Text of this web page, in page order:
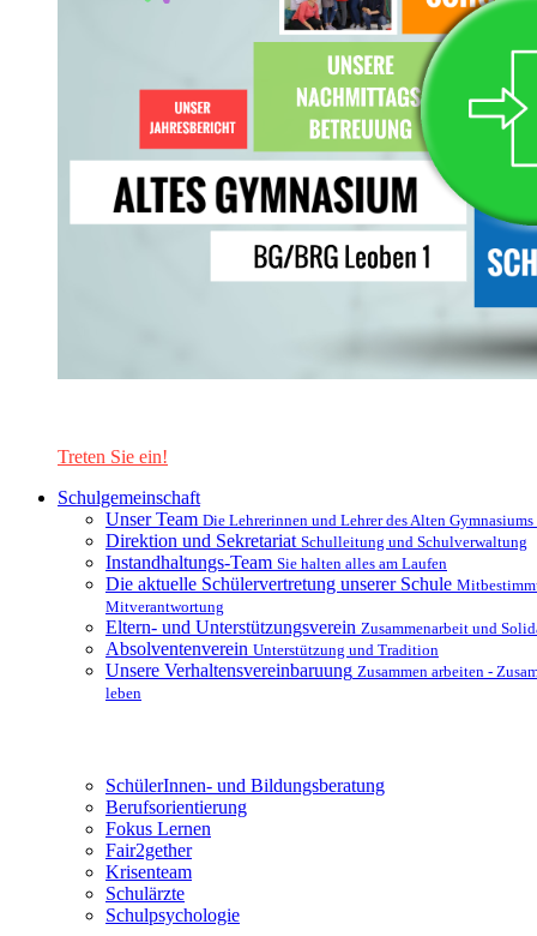
Treten Sie ein!
Schulgemeinschaft
Unser Team Die Lehrerinnen und Lehrer des Alten
Direktion und Sekretariat Schulleitung und Schulverwaltung
Instandhaltungs-Team Sie halten alles am Laufen
Die aktuelle Schülervertretung unserer Schule
Mitverantwortung
Eltern- und Unterstützungsverein Zusammenarbeit und
Absolventenverein Unterstützung und Tradition
Unsere Verhaltensvereinbaruung Zusammen arbeiten -
leben
SchülerInnen- und Bildungsberatung
Berufsorientierung
Fokus Lernen
Fair2gether
Krisenteam
Schulärzte
Schulpsychologie